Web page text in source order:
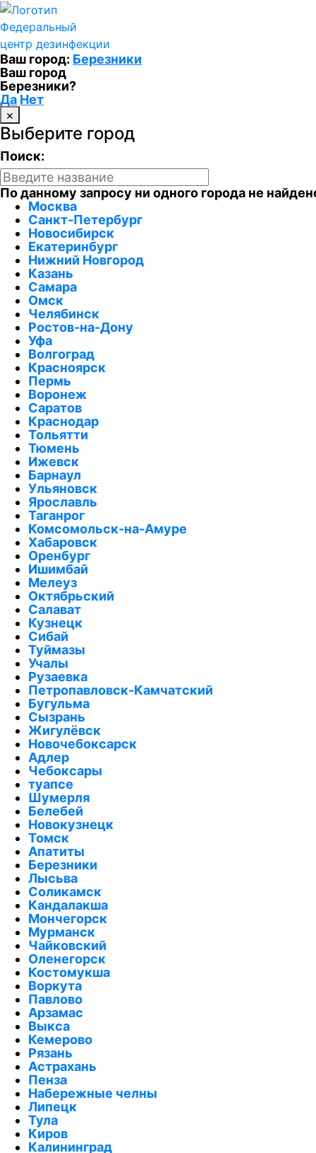
Федеральный
центр дезинфекции
Ваш город: Березники
Ваш город
Березники?
Да Нет
×
Выберите город
Поиск:
По данному запросу ни одного города не
Москва
Санкт-Петербург
Новосибирск
Екатеринбург
Нижний Новгород
Казань
Самара
Омск
Челябинск
Ростов-на-Дону
Уфа
Волгоград
Красноярск
Пермь
Воронеж
Саратов
Краснодар
Тольятти
Тюмень
Ижевск
Барнаул
Ульяновск
Ярославль
Таганрог
Комсомольск-на-Амуре
Хабаровск
Оренбург
Ишимбай
Мелеуз
Октябрьский
Салават
Кузнецк
Сибай
Туймазы
Учалы
Рузаевка
Петропавловск-Камчатский
Бугульма
Сызрань
Жигулёвск
Новочебоксарск
Адлер
Чебоксары
туапсе
Шумерля
Белебей
Новокузнецк
Томск
Апатиты
Березники
Лысьва
Соликамск
Кандалакша
Мончегорск
Мурманск
Чайковский
Оленегорск
Костомукша
Воркута
Павлово
Арзамас
Выкса
Кемерово
Рязань
Астрахань
Пенза
Набережные челны
Липецк
Тула
Киров
Калининград